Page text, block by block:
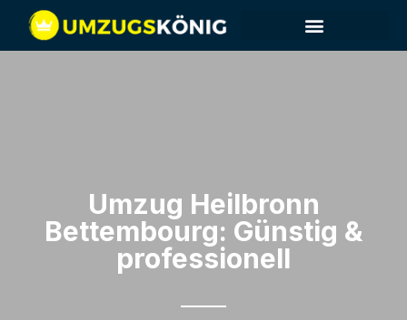
Umzug Heilbronn​
Bettembourg: Günstig &
professionell​